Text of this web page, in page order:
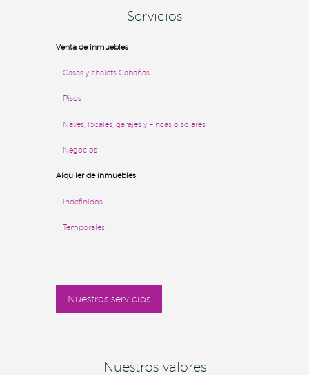
Servicios
Venta de inmuebles
Casas y chalets Cabañas
Pisos
Naves, locales, garajes y Fincas o solares
Negocios
Alquiler de inmuebles
Indefinidos
Temporales
Nuestros servicios
Nuestros valores